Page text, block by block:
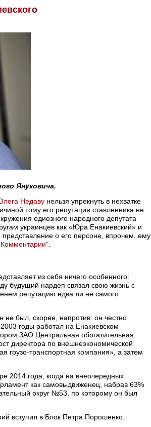
Януковича.
Недаву нельзя упрекнуть в нехватке
тому его репутация ставленника не
одиозного народного депутата
украинцев как «Юра Енакиевский» и
о его персоне, впрочем, ему
из себя ничего особенного:
будущий нардеп связал свою жизнь с
репутацию едва ли не самого
был, скорее, напротив: он честно
годы работал на Енакиевском
ЗАО Центральная обогатительная
директора по внешнеэкономической
грузо-транспортная компания», а затем
2014 года, когда на внеочередных
как самовыдвиженец, набрав 63%
округ №53, по которому он был
вступил в Блок Петра Порошенко.